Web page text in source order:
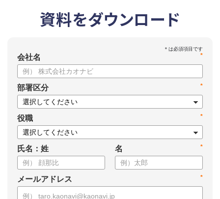
資料をダウンロード
*
会社名
*
部署区分
*
役職
氏名：姓 *
名
*
メールアドレス